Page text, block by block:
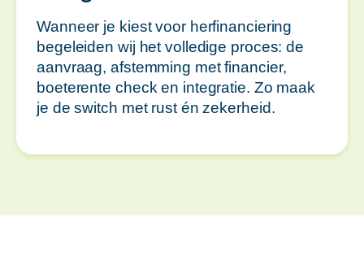
Wanneer je kiest voor herfinanciering
begeleiden wij het volledige proces: de
aanvraag, afstemming met financier,
boeterente check en integratie. Zo maak
je de switch met rust én zekerheid.